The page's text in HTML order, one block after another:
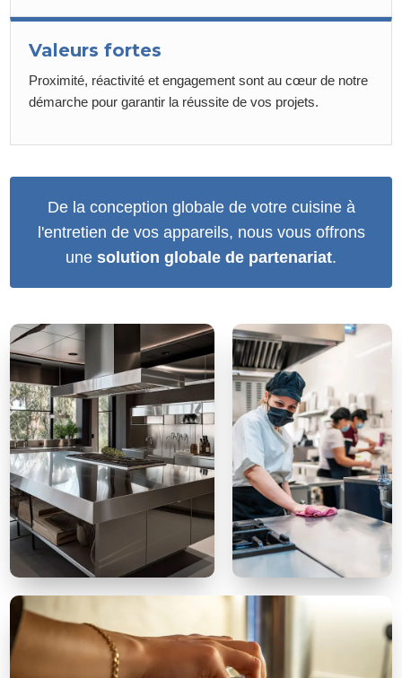
Valeurs fortes
Proximité, réactivité et engagement sont au cœur de notre
démarche pour garantir la réussite de vos projets.
De la conception globale de votre cuisine à
l'entretien de vos appareils, nous vous offrons
une solution globale de partenariat.